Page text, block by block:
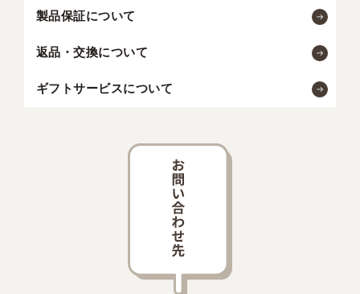
製品保証について
返品・交換について
ギフトサービスについて